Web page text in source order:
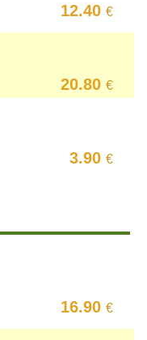
12.40€
20.80€
3.90€
16.90€